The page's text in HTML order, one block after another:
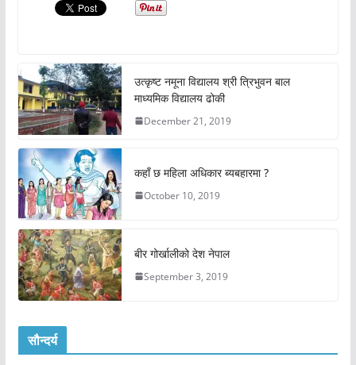
उत्कृष्ट नमूना विद्यालय श्री त्रिभुवन बाल
माध्यमिक विद्यालय ढोकी
December 21, 2019
कहाँ छ महिला अधिकार ब्यबहारमा ?
October 10, 2019
बीर गोर्खालीको देश नेपाल
September 3, 2019
सौन्दर्य